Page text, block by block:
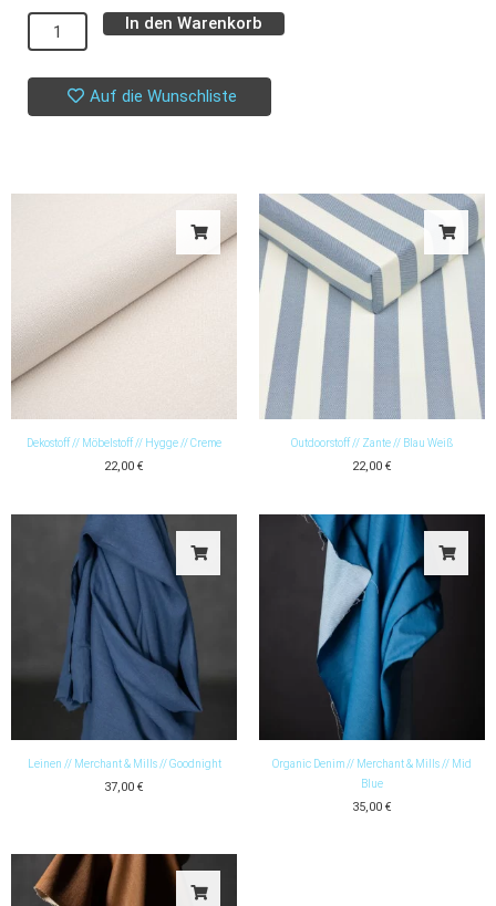
Salbei
Menge
In den Warenkorb
Auf die Wunschliste
Dekostoff // Möbelstoff // Hygge // Creme
22,00 €
Outdoorstoff // Zante // Blau Weiß
22,00 €
Leinen // Merchant & Mills // Goodnight
37,00 €
Organic Denim // Merchant & Mills // Mid
Blue
35,00 €